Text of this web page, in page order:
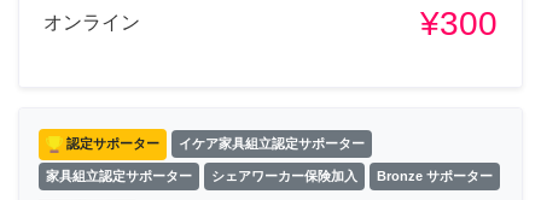
オンライン ¥300
認定サポーター イケア家具組立認定サポーター
家具組立認定サポーター シェアワーカー保険加入 Bronze サポーター